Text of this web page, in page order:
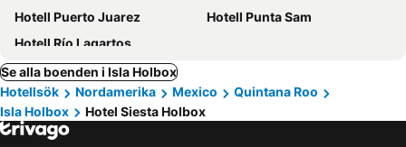
Hotell Puerto Juarez
Hotell Punta Sam
Hotell Río Lagartos
Se alla boenden i Isla Holbox
Hotellsök
Nordamerika Mexico
Quintana Roo
Isla Holbox
Hotel Siesta Holbox